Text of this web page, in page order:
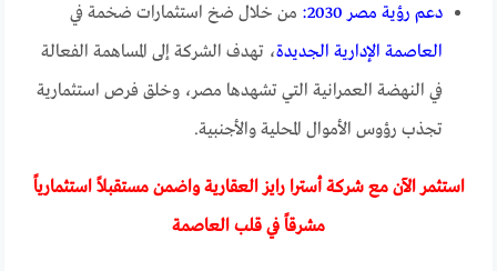
دعم رؤية مصر 2030:
من خلال ضخ استثمارات ضخمة في
العاصمة الإدارية الجديدة، تهدف الشركة إلى المساهمة الفعالة
في النهضة العمرانية التي تشهدها مصر، وخلق فرص استثمارية
تجذب رؤوس الأموال المحلية والأجنبية.
استثمر الآن مع شركة أسترا رايز العقارية واضمن مستقبلاً استثمارياً
مشرقاً في قلب العاصمة